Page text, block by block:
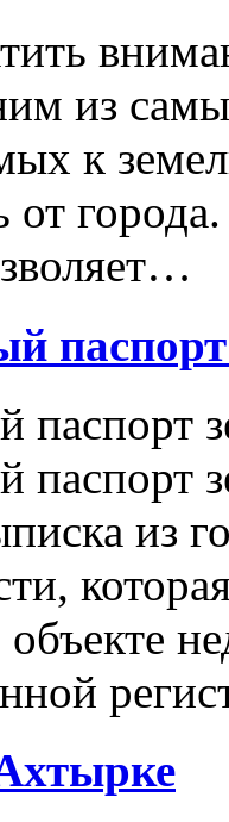
из
к
от
паспорт
паспорт
из
объекте